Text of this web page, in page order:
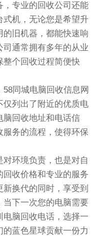
，专业的回收公司还能
式机，无论您是希望升
旧机器，都能快速响
通常拥有多年的从业
整个回收过程简便快
同城电脑回收信息网
仅列出了附近的优质电
脑回收地址和电话信
务的流程，使得环保
环境负责，也是对自
收价格和专业的服务
换代的同时，享受到
当下一次您的电脑需要
脑回收电话，选择一
蓝色星球贡献一份力